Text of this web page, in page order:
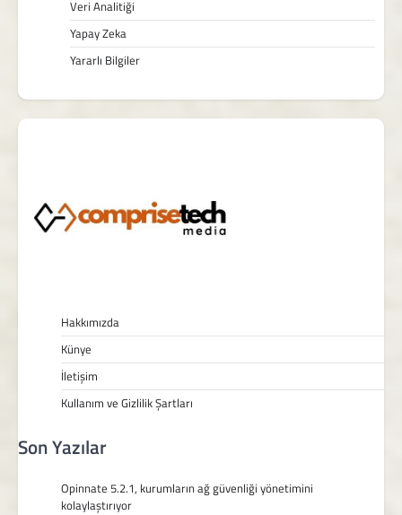
Veri Analitiği
Yapay Zeka
Yararlı Bilgiler
Hakkımızda
Künye
İletişim
Kullanım ve Gizlilik Şartları
Son Yazılar
Opinnate 5.2.1, kurumların ağ güvenliği yönetimini
kolaylaştırıyor